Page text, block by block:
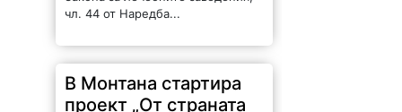
В Монтана стартира
проект „От страната
на младите“